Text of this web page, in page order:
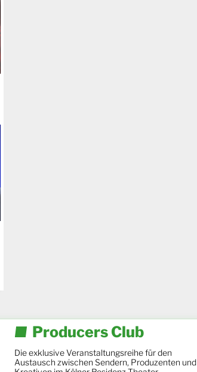
Producers Club
Die exklusive Veranstaltungsreihe für den
Austausch zwischen Sendern, Produzenten und